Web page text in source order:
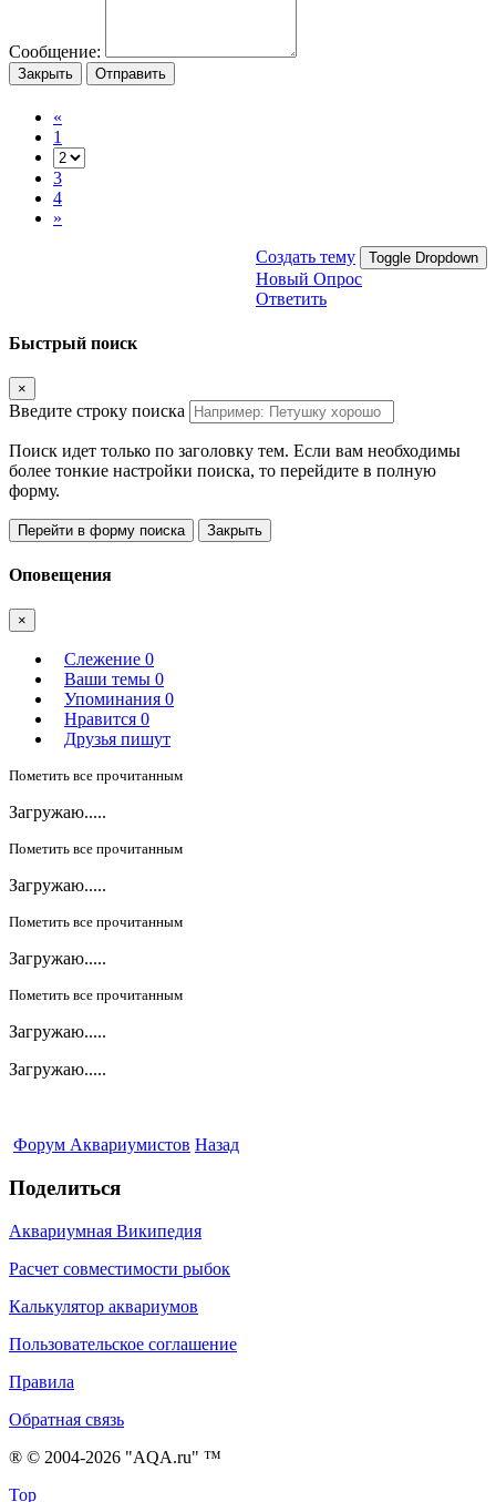
Сообщение:
Закрыть Отправить
«
1
3
4
»
Создать тему Toggle Dropdown
Новый Опрос
Ответить
Быстрый поиск
×
Введите строку поиска
Поиск идет только по заголовку тем. Если вам необходимы
более тонкие настройки поиска, то перейдите в полную
форму.
Перейти в форму поиска Закрыть
Оповещения
×
Слежение 0
Ваши темы 0
Упоминания 0
Нравится 0
Друзья пишут
Пометить все прочитанным
Загружаю.....
Пометить все прочитанным
Загружаю.....
Пометить все прочитанным
Загружаю.....
Пометить все прочитанным
Загружаю.....
Загружаю.....
Форум Аквариумистов Назад
Поделиться
Аквариумная Википедия
Расчет совместимости рыбок
Калькулятор аквариумов
Пользовательское соглашение
Правила
Обратная связь
® © 2004-2026 "AQA.ru" ™
Top